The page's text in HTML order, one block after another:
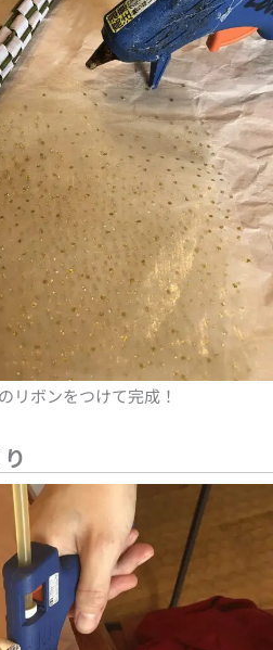
リボンをつけて完成！